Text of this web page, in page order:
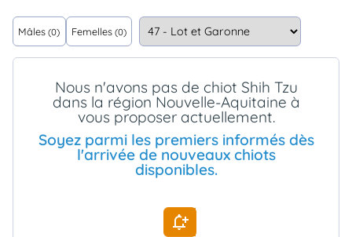
Assurances
Connexion
Mâles (0) Femelles (0)
Nous n'avons pas de chiot Shih Tzu
dans la région Nouvelle-Aquitaine à
vous proposer actuellement.
Soyez parmi les premiers informés dès
l'arrivée de nouveaux chiots
disponibles.